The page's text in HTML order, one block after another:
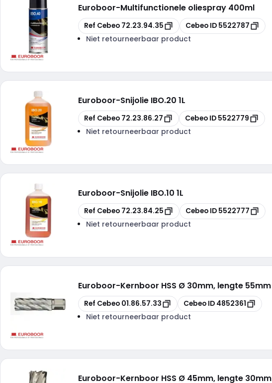
Euroboor-Multifunctionele oliespray 400ml
Kopiëren
Ref Cebeo 72.23.94.35 Kopiëren
Cebeo ID 5522787
Niet retourneerbaar product
Euroboor-Snijolie IBO.20 1L
Kopiëren
Ref Cebeo 72.23.86.27 Kopiëren
Cebeo ID 5522779
Niet retourneerbaar product
Euroboor-Snijolie IBO.10 1L
Kopiëren
Ref Cebeo 72.23.84.25 Kopiëren
Cebeo ID 5522777
Niet retourneerbaar product
Euroboor-Kernboor HSS Ø 30mm, lengte 55mm
Kopiëren
Ref Cebeo 01.86.57.33 Kopiëren
Cebeo ID 4852361
Niet retourneerbaar product
Euroboor-Kernboor HSS Ø 45mm, lengte 30mm